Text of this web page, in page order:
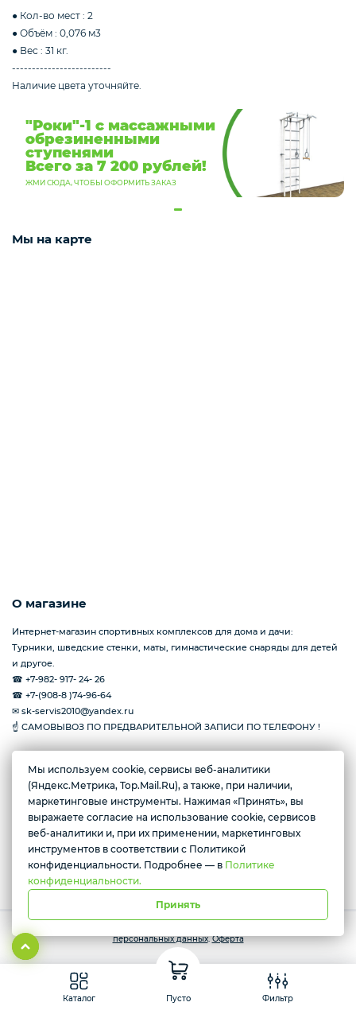
● Кол-во мест : 2
● Объём : 0,076 м3
● Вес : 31 кг.
-------------------------
Наличие цвета уточняйте.
"Роки"-1 с массажными
обрезиненными
ступенями
Всего за 7 200 рублей!
ЖМИ СЮДА, ЧТОБЫ ОФОРМИТЬ ЗАКАЗ
Мы на карте
О магазине
Интернет-магазин спортивных комплексов для дома и дачи:
Турники, шведские стенки, маты, гимнастические снаряды для детей
и другое.
☎ +7-982- 917- 24- 26
☎ +7-(908-8 )74-96-64
✉ sk-servis2010@yandex.ru
☝ САМОВЫВОЗ ПО ПРЕДВАРИТЕЛЬНОЙ ЗАПИСИ ПО ТЕЛЕФОНУ !
г. Тюмень, ул. Амурская, 39
Пн-пт с 10:00 до 17:00
Условия доставки
персональных данных.Оферта
Каталог Пусто Фильтр
Мы используем cookie, сервисы веб-аналитики
(Яндекс.Метрика, Top.Mail.Ru), а также, при наличии,
маркетинговые инструменты. Нажимая «Принять», вы
выражаете согласие на использование cookie, сервисов
веб-аналитики и, при их применении, маркетинговых
инструментов в соответствии с Политикой
конфиденциальности. Подробнее — в Политике
конфиденциальности.
Принять
Желаете подозвать сотрудника
Да Нет